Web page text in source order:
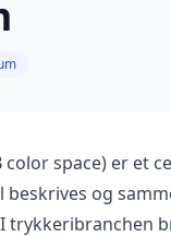
color space) er et
og